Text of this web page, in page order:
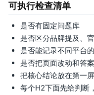
可执行检查清单
是否有固定问题库
是否区分品牌提及、
是否能记录不同平台
是否把页面改动和答
把核心结论放在第一
每个H2下面先给判断